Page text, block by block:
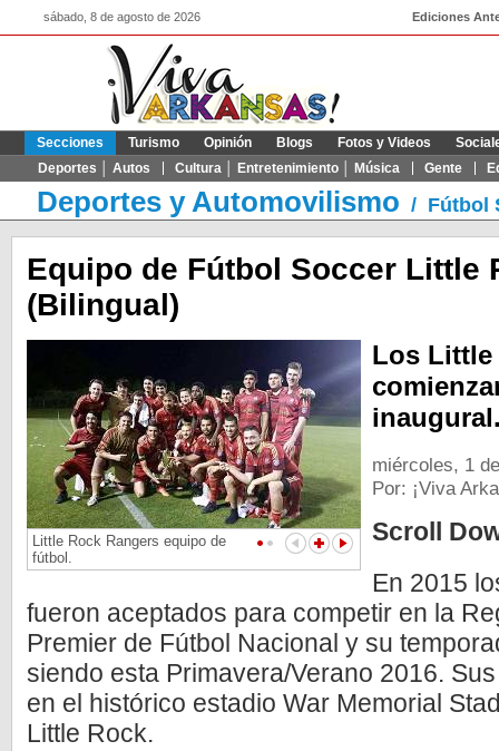
sábado, 8 de agosto de 2026 Ediciones
Secciones
Deportes │ Autos
Cultura │ Entretenimiento │ Música Gente
Turismo Opinión Blogs Fotos y Videos
Deportes y Automovilismo / Fútbol
Equipo de Fútbol Soccer Little
(Bilingual)
Little Rock Rangers equipo de
fútbol.
Los Little
miércoles, 1
Por: ¡Viva
Scroll
En 2015
fueron aceptados para competir en la
Premier de Fútbol Nacional y su
siendo esta Primavera/Verano 2016.
en el histórico estadio War Memorial
Little Rock.